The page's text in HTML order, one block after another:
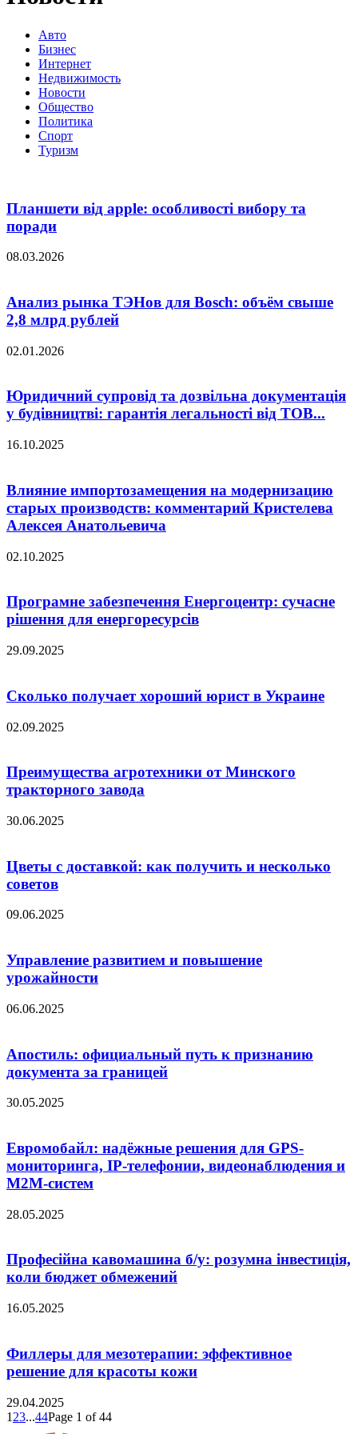
Авто
Бизнес
Интернет
Недвижимость
Новости
Общество
Политика
Спорт
Туризм
Планшети від apple: особливості вибору та
поради
08.03.2026
Анализ рынка ТЭНов для Bosch: объём свыше
2,8 млрд рублей
02.01.2026
Юридичний супровід та дозвільна документація
у будівництві: гарантія легальності від ТОВ...
16.10.2025
Влияние импортозамещения на модернизацию
старых производств: комментарий Кристелева
Алексея Анатольевича
02.10.2025
Програмне забезпечення Енергоцентр: сучасне
рішення для енергоресурсів
29.09.2025
Сколько получает хороший юрист в Украине
02.09.2025
Преимущества агротехники от Минского
тракторного завода
30.06.2025
Цветы с доставкой: как получить и несколько
советов
09.06.2025
Управление развитием и повышение
урожайности
06.06.2025
Апостиль: официальный путь к признанию
документа за границей
30.05.2025
Евромобайл: надёжные решения для GPS-
мониторинга, IP-телефонии, видеонаблюдения и
M2M-систем
28.05.2025
Професійна кавомашина б/у: розумна інвестиція,
коли бюджет обмежений
16.05.2025
Филлеры для мезотерапии: эффективное
решение для красоты кожи
29.04.2025
1 23...44Page 1 of 44